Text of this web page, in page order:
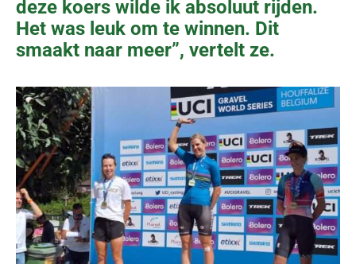
deze koers wilde ik absoluut rijden.
Het was leuk om te winnen. Dit
smaakt naar meer”, vertelt ze.